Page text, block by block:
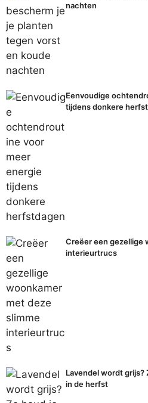
nachten
Eenvoudige
tijdens donkere
Creëer een gezellige
interieurtrucs
Lavendel wordt grijs?
in de herfst